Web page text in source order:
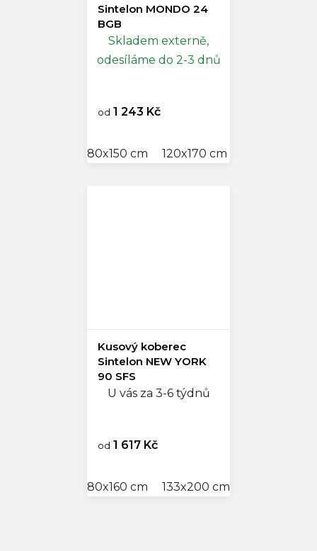
Sintelon MONDO 24
BGB
Skladem externě,
odesíláme do 2-3 dnů
od 1 243 Kč
80x150 cm 120x170 cm
Kusový koberec
Sintelon NEW YORK
90 SFS
U vás za 3-6 týdnů
od 1 617 Kč
80x160 cm 133x200 cm